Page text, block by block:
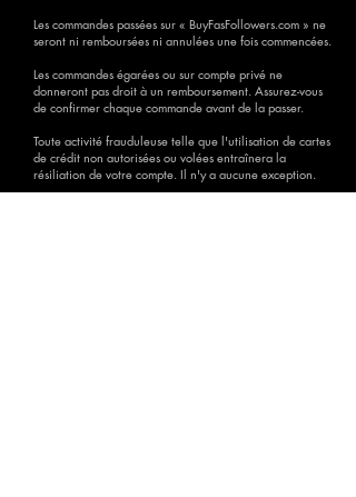
Les commandes passées sur « BuyFasFollowers.com » ne
seront ni remboursées ni annulées une fois commencées.
Les commandes égarées ou sur compte privé ne
donneront pas droit à un remboursement. Assurez-vous
de confirmer chaque commande avant de la passer.
Toute activité frauduleuse telle que l'utilisation de cartes
de crédit non autorisées ou volées entraînera la
résiliation de votre compte. Il n'y a aucune exception.